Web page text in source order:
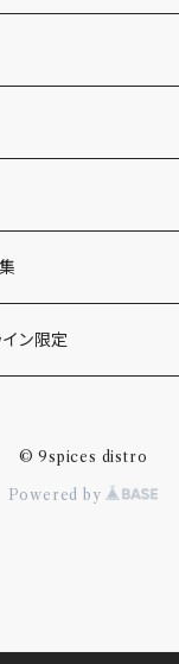
HC
POST ROCK
RAP/ etc...)
ン限定
© 9spices distro
Powered by